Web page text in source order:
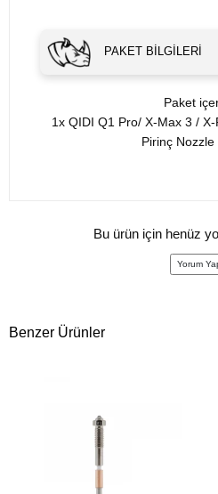
PAKET BILGILERI
Paket
1x QIDI Q1 Pro/ X-Max 3 /
Pirinç Nozzle
Bu ürün için henüz
Yorum
Benzer Ürünler